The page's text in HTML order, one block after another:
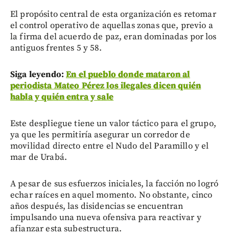
El propósito central de esta organización es retomar
el control operativo de aquellas zonas que, previo a
la firma del acuerdo de paz, eran dominadas por los
antiguos frentes 5 y 58.
Siga leyendo:En el pueblo donde mataron al
periodista Mateo Pérez los ilegales dicen quién
habla y quién entra y sale
Este despliegue tiene un valor táctico para el grupo,
ya que les permitiría asegurar un corredor de
movilidad directo entre el Nudo del Paramillo y el
mar de Urabá.
A pesar de sus esfuerzos iniciales, la facción no logró
echar raíces en aquel momento. No obstante, cinco
años después, las disidencias se encuentran
impulsando una nueva ofensiva para reactivar y
afianzar esta subestructura.